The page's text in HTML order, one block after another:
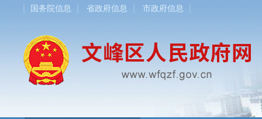
国务院信息 省政府信息 市政府信息